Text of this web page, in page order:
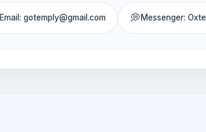
Email: gotemply@gmail.com 💭Messenger: